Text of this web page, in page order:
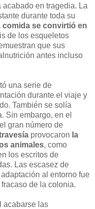
en tragedia. La
durante toda su
comida se convirtió en
de los esqueletos
que sus
antes incluso
una serie de
durante el viaje y
También se solía
Sin embargo, en el
gran número de
provocaron la
animales, como
los escritos de
Las escasez de
al entorno fue
de la colonia.
acabarse las